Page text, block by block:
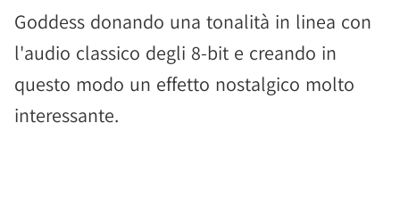
Goddess donando una tonalità in linea con
l'audio classico degli 8-bit e creando in
questo modo un effetto nostalgico molto
interessante.